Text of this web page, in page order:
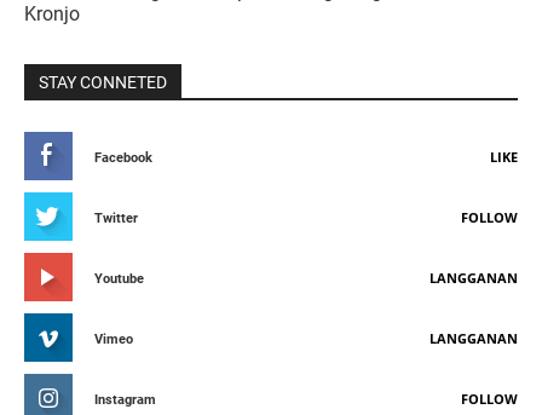
Kronjo
STAY CONNETED
Facebook LIKE
Twitter FOLLOW
Youtube LANGGANAN
Vimeo LANGGANAN
Instagram FOLLOW